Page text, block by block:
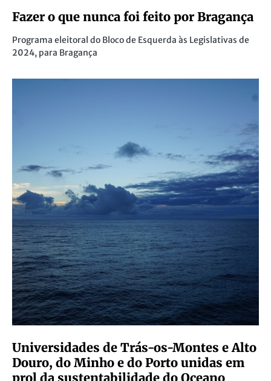
Fazer o que nunca foi feito por Bragança
Programa eleitoral do Bloco de Esquerda às Legislativas de
2024, para Bragança
Universidades de Trás-os-Montes e Alto
Douro, do Minho e do Porto unidas em
prol da sustentabilidade do Oceano